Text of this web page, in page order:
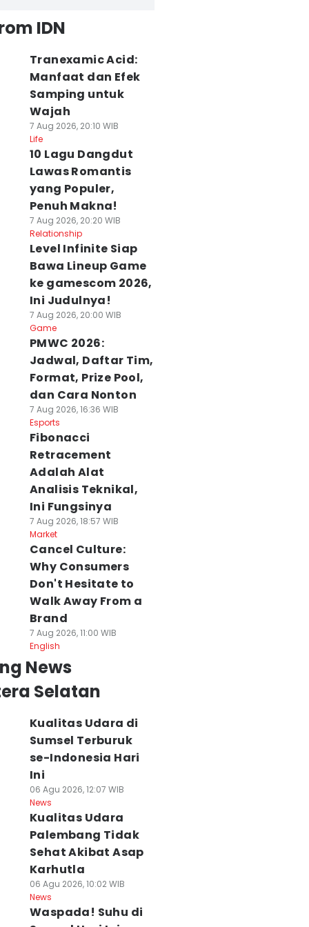
IDN
Tranexamic Acid:
Manfaat dan Efek
Samping untuk
Wajah
7 Aug 2026, 20:10 WIB
Life
10 Lagu Dangdut
Lawas Romantis
yang Populer,
Penuh Makna!
7 Aug 2026, 20:20 WIB
Relationship
Level Infinite Siap
Bawa Lineup Game
ke gamescom 2026,
Ini Judulnya!
7 Aug 2026, 20:00 WIB
Game
PMWC 2026:
Jadwal, Daftar Tim,
Format, Prize Pool,
dan Cara Nonton
7 Aug 2026, 16:36 WIB
Esports
Fibonacci
Retracement
Adalah Alat
Analisis Teknikal,
Ini Fungsinya
7 Aug 2026, 18:57 WIB
Market
Cancel Culture:
Why Consumers
Don't Hesitate to
Walk Away From a
Brand
7 Aug 2026, 11:00 WIB
English
News
Selatan
Kualitas Udara di
Sumsel Terburuk
se-Indonesia Hari
Ini
06 Agu 2026, 12:07 WIB
News
Kualitas Udara
Palembang Tidak
Sehat Akibat Asap
Karhutla
06 Agu 2026, 10:02 WIB
News
Waspada! Suhu di